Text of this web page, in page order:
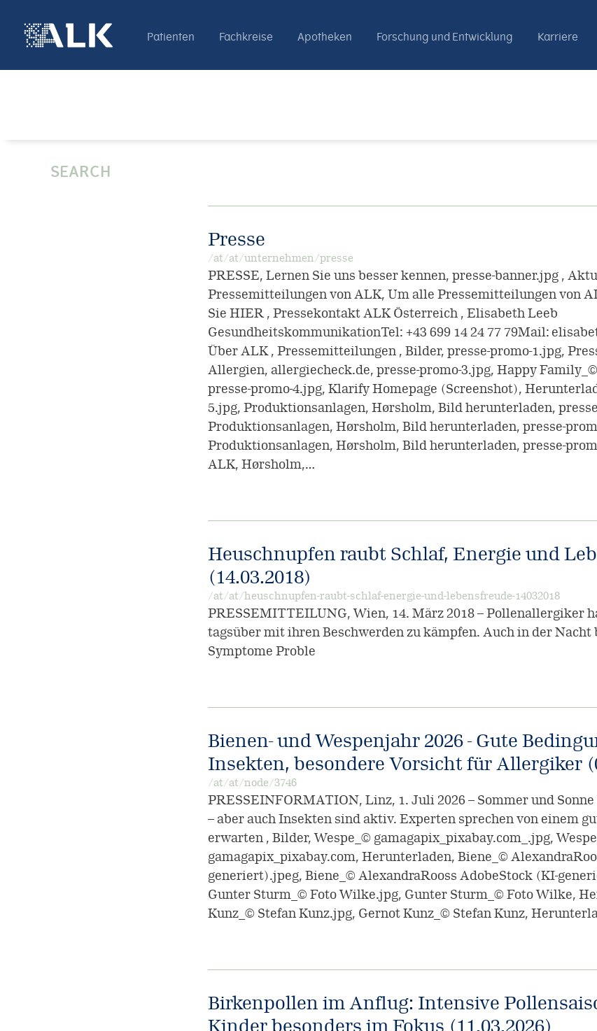
Patienten Fachkreise Apotheken Forschung und Entwicklung Karriere
SEARCH
Presse
/at/at/unternehmen/presse
PRESSE, Lernen Sie uns besser kennen, presse-banner.jpg ,
Pressemitteilungen von ALK, Um alle Pressemitteilungen von
Sie HIER , Pressekontakt ALK Österreich , Elisabeth Leeb​
GesundheitskommunikationTel: +43 699 14 24 77 79Mail:
Über ALK , Pressemitteilungen , Bilder, presse-promo-1.jpg,
Allergien, allergiecheck.de, presse-promo-3.jpg, Happy
presse-promo-4.jpg, Klarify Homepage (Screenshot),
5.jpg, Produktionsanlagen, Hørsholm, Bild herunterladen,
Produktionsanlagen, Hørsholm, Bild herunterladen, presse-
Produktionsanlagen, Hørsholm, Bild herunterladen, presse-
ALK, Hørsholm,…
Heuschnupfen raubt Schlaf, Energie und
(14.03.2018)
/at/at/heuschnupfen-raubt-schlaf-energie-und-lebensfreude-14032018
PRESSEMITTEILUNG, Wien, 14. März 2018 – Pollenallergiker
tagsüber mit ihren Beschwerden zu kämpfen. Auch in der
Symptome Proble
Bienen- und Wespenjahr 2026 - Gute
Insekten, besondere Vorsicht für Allergiker
/at/at/node/3746
PRESSEINFORMATION, Linz, 1. Juli 2026 – Sommer und
– aber auch Insekten sind aktiv. Experten sprechen von einem
erwarten , Bilder, Wespe_© gamagapix_pixabay.com_.jpg,
gamagapix_pixabay.com, Herunterladen, Biene_©
generiert).jpeg, Biene_© AlexandraRooss AdobeStock (KI-
Gunter Sturm_© Foto Wilke.jpg, Gunter Sturm_© Foto Wilke,
Kunz_© Stefan Kunz.jpg, Gernot Kunz_© Stefan Kunz,
Birkenpollen im Anflug: Intensive
Kinder besonders im Fokus (11.03.2026)